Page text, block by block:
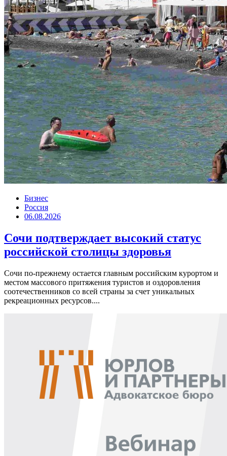
Бизнес
Россия
06.08.2026
Сочи подтверждает высокий статус
российской столицы здоровья
Сочи по-прежнему остается главным российским курортом и
местом массового притяжения туристов и оздоровления
соотечественников со всей страны за счет уникальных
рекреационных ресурсов....